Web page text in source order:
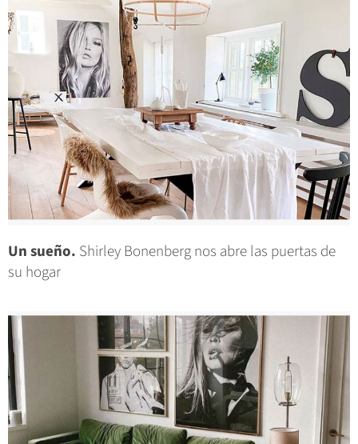
Un sueño. Shirley Bonenberg nos abre las puertas de
su hogar